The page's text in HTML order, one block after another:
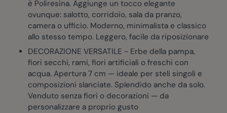
è Poliresina. Aggiunge un tocco elegante
ovunque: salotto, corridoio, sala da pranzo,
camera o ufficio. Moderno, minimalista e classico
allo stesso tempo. Leggero, facile da riposizionare
DECORAZIONE VERSATILE - Erbe della pampa,
fiori secchi, rami, fiori artificiali o freschi con
acqua. Apertura 7 cm — ideale per steli singoli e
composizioni slanciate. Splendido anche da solo.
Venduto senza fiori o decorazioni — da
personalizzare a proprio gusto